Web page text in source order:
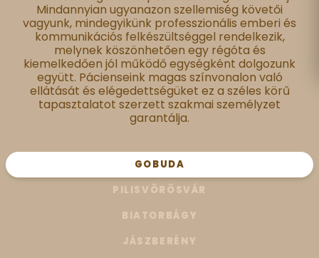
Mindannyian ugyanazon szellemiség követői
vagyunk, mindegyikünk professzionális emberi és
kommunikációs felkészültséggel rendelkezik,
melynek köszönhetően egy régóta és
kiemelkedően jól működő egységként dolgozunk
együtt. Pácienseink magas színvonalon való
ellátását és elégedettségüket ez a széles körű
tapasztalatot szerzett szakmai személyzet
garantálja.
GOBUDA
PILISVÖRÖSVÁR
BIATORBÁGY
JÁSZBERÉNY